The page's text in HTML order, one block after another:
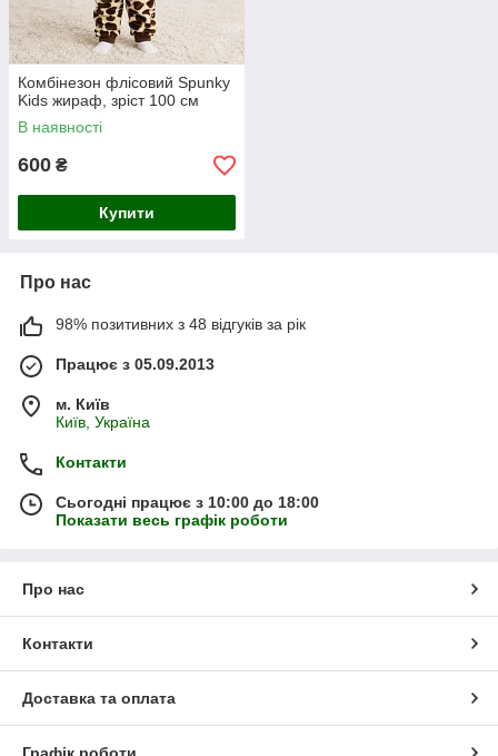
Комбінезон флісовий Spunky
Kids жираф, зріст 100 см
В наявності
600 ₴
Купити
Про нас
98% позитивних з 48 відгуків за рік
Працює з 05.09.2013
м. Київ
Київ, Україна
Контакти
Сьогодні працює з 10:00 до 18:00
Показати весь графік роботи
Про нас
Контакти
Доставка та оплата